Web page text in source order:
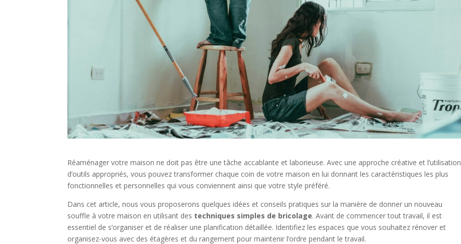
Réaménager votre maison ne doit pas être une tâche accablante et laborieuse. Avec une approche créative et l’utilisation
d’outils appropriés, vous pouvez transformer chaque coin de votre maison en lui donnant les caractéristiques les plus
fonctionnelles et personnelles qui vous conviennent ainsi que votre style préféré.
Dans cet article, nous vous proposerons quelques idées et conseils pratiques sur la manière de donner un nouveau
souffle à votre maison en utilisant des techniques simples de bricolage. Avant de commencer tout travail, il est
essentiel de s’organiser et de réaliser une planification détaillée. Identifiez les espaces que vous souhaitez rénover et
organisez-vous avec des étagères et du rangement pour maintenir l’ordre pendant le travail.